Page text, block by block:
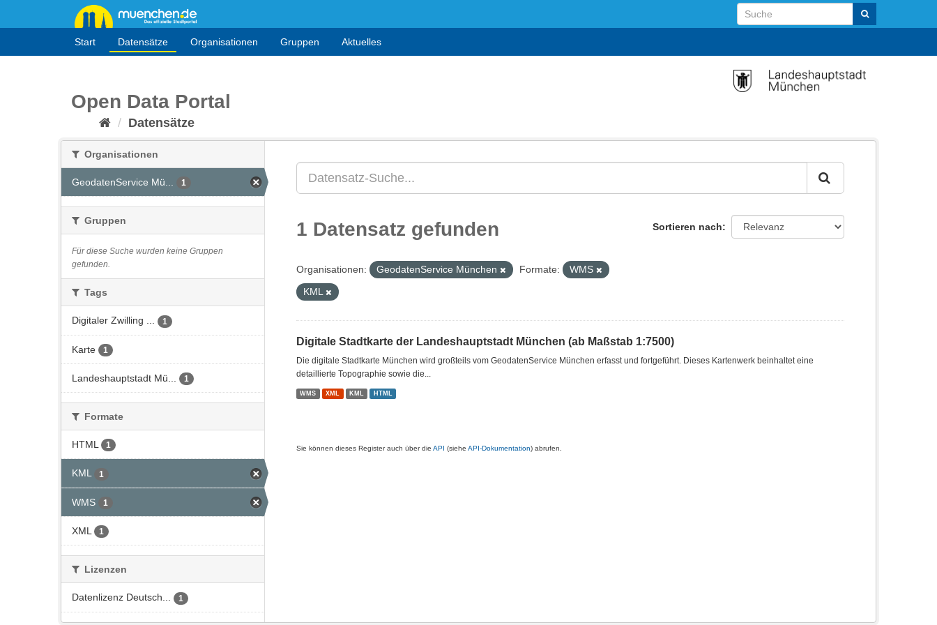
Start Datensätze Organisationen Gruppen Aktuelles
Open Data Portal
Datensätze
Organisationen
GeodatenService Mü... 1
Gruppen
Für diese Suche wurden keine Gruppen
gefunden.
Tags
Digitaler Zwilling ... 1
Karte 1
Landeshauptstadt Mü... 1
Formate
HTML 1
KML 1
WMS 1
XML 1
Lizenzen
Datenlizenz Deutsch... 1
Sortieren nach
1 Datensatz gefunden
Organisationen: GeodatenService München Formate:
WMS
KML
Digitale Stadtkarte der Landeshauptstadt München (ab Maßstab 1:7500)
Die digitale Stadtkarte München wird großteils vom GeodatenService München erfasst und fortgeführt. Dieses Kartenwerk beinhaltet eine
detaillierte Topographie sowie die...
WMS XML KML HTML
Sie können dieses Register auch über die API (siehe API-Dokumentation) abrufen.